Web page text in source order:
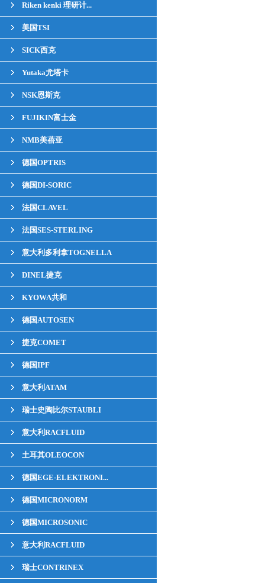
Riken kenki 理研计...
美国TSI
SICK西克
Yutaka尤塔卡
NSK恩斯克
FUJIKIN富士金
NMB美蓓亚
德国OPTRIS
德国DI-SORIC
法国CLAVEL
法国SES-STERLING
意大利多利拿TOGNELLA
DINEL捷克
KYOWA共和
德国AUTOSEN
捷克COMET
德国IPF
意大利ATAM
瑞士史陶比尔STAUBLI
意大利RACFLUID
土耳其OLEOCON
德国EGE-ELEKTRONI...
德国MICRONORM
德国MICROSONIC
意大利RACFLUID
瑞士CONTRINEX